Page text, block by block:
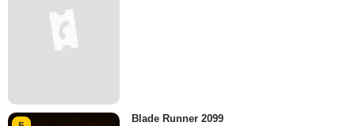
Blade Runner 2099